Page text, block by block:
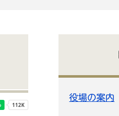
活動・男女共同参画役場の案内